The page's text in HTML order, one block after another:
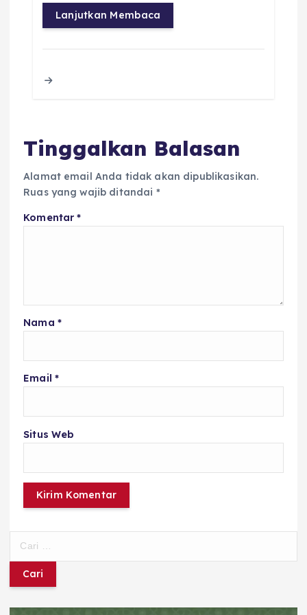
c
e
it
te
a
ts
ai
l
a re
Lanjutkan Membaca
Tinggalkan Balasan
Alamat email Anda tidak akan dipublikasikan.
Ruas yang wajib ditandai *
Komentar*
Nama *
Email *
Situs Web
i